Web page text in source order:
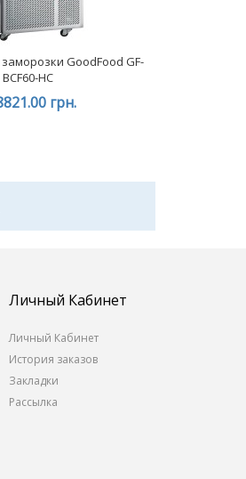
GoodFood GF-
BCF60-HC
грн.
Личный Кабинет
Личный Кабинет
История заказов
Закладки
Рассылка